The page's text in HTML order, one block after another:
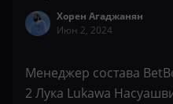
Хорен Агаджанян
Июн 2, 2024
Менеджер состава
2 Лука Lukawa